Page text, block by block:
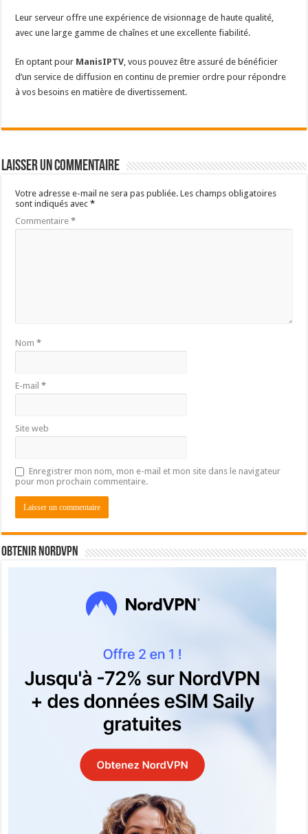
Leur serveur offre une expérience de visionnage de haute qualité,
avec une large gamme de chaînes et une excellente fiabilité.
En optant pour ManisIPTV, vous pouvez être assuré de bénéficier
d’un service de diffusion en continu de premier ordre pour répondre
à vos besoins en matière de divertissement.
Laisser un commentaire
Votre adresse e-mail ne sera pas publiée. Les champs obligatoires
sont indiqués avec*
Commentaire*
Nom*
E-mail*
Site web
Enregistrer mon nom, mon e-mail et mon site dans le navigateur
pour mon prochain commentaire.
Obtenir NordVPN